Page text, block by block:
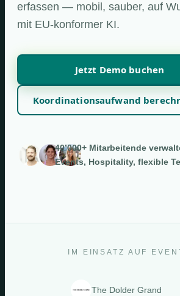
erfassen — mobil, sauber, auf
mit EU-konformer KI.
Jetzt Demo buchen
Koordinationsaufwand
40’000+ Mitarbeitende
Events, Hospitality, flexible
IM EINSATZ AUF
The Dolder Grand